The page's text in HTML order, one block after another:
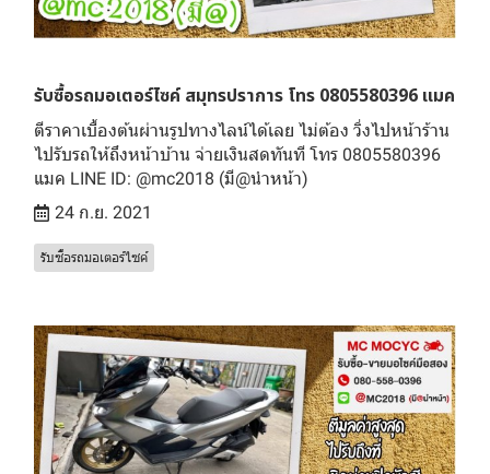
รับซื้อรถมอเตอร์ไซค์ สมุทรปราการ โทร 0805580396 แมค
ตีราคาเบื้องต้นผ่านรูปทางไลน์ได้เลย ไม่ต้อง วิ่งไปหน้าร้าน
ไปรับรถให้ถึงหน้าบ้าน จ่ายเงินสดทันที โทร 0805580396
แมค LINE ID: @mc2018 (มี@นำหน้า)
24 ก.ย. 2021
รับซื้อรถมอเตอร์ไซค์